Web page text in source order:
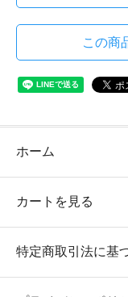
この商
ホーム
カートを見る
特定商取引法に基